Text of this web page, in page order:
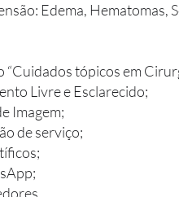
Edema, Hematomas,
“Cuidados tópicos em
Livre e Esclarecido;
Imagem;
de serviço;